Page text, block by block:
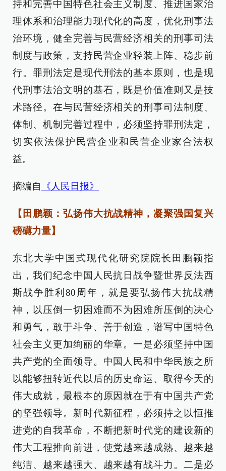
持和完善中国特色社会主义制度、推进国家治
理体系和治理能力现代化的高度，优化刑事法
治环境，健全完善与民营经济相关的刑事司法
制度与政策，支持民营企业轻装上阵、稳步前
行。罪刑法定是现代刑法的基本原则，也是现
代刑事法治文明的基石，既是价值准则又是技
术路径。在与民营经济相关的刑事司法制度、
体制、机制完善过程中，必须坚持罪刑法定，
切实依法保护民营企业和民营企业家合法权
益。
摘编自 《人民日报》
【田鹏颖：弘扬伟大抗战精神，凝聚强国复兴
磅礴力量】
东北大学中国式现代化研究院院长田鹏颖指
出，我们纪念中国人民抗日战争暨世界反法西
斯战争胜利80周年，就是要弘扬伟大抗战精
神，以压倒一切困难而不为困难所压倒的决心
和勇气，敢于斗争、善于创造，谱写中国特色
社会主义更加绚丽的华章。一是必须坚持中国
共产党的全面领导。中国人民和中华民族之所
以能够扭转近代以后的历史命运、取得今天的
伟大成就，最根本的原因就在于有中国共产党
的坚强领导。新时代新征程，必须持之以恒推
进党的自我革命，不断把新时代党的建设新的
伟大工程推向前进，使党越来越成熟、越来越
纯洁、越来越强大、越来越有战斗力。二是必